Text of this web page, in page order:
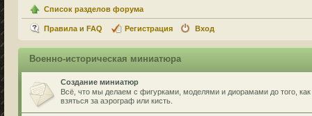
Список разделов форума
Правила и FAQ Регистрация Вход
Военно-историческая миниатюра
Создание миниатюр
Всё, что мы делаем с фигурками, моделями и диорамами до того, как
взяться за аэрограф или кисть.